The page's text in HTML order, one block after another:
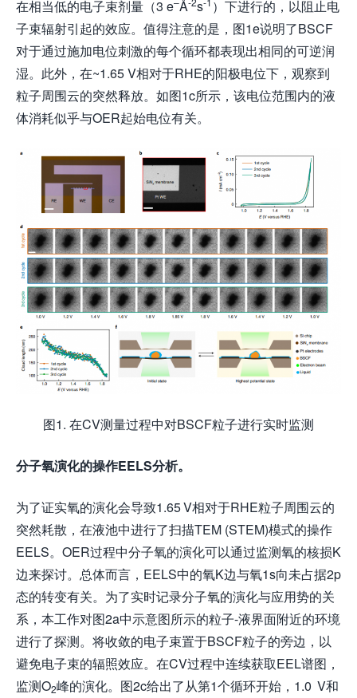
在相当低的电子束剂量（3 e Å s ）下进行的，以阻止电
子束辐射引起的效应。值得注意的是，图1e说明了BSCF
对于通过施加电位刺激的每个循环都表现出相同的可逆润
湿。此外，在~1.65 V相对于RHE的阳极电位下，观察到
粒子周围云的突然释放。如图1c所示，该电位范围内的液
体消耗似乎与OER起始电位有关。
图1. 在CV测量过程中对BSCF粒子进行实时监测
分子氧演化的操作EELS分析。
为了证实氧的演化会导致1.65 V相对于RHE粒子周围云的
突然耗散，在液池中进行了扫描TEM (STEM)模式的操作
EELS。OER过程中分子氧的演化可以通过监测氧的核损K
边来探讨。总体而言，EELS中的氧K边与氧1s向未占据2p
态的转变有关。为了实时记录分子氧的演化与应用势的关
系，本工作对图2a中示意图所示的粒子-液界面附近的环境
进行了探测。将收敛的电子束置于BSCF粒子的旁边，以
避免电子束的辐照效应。在CV过程中连续获取EEL谱图，
监测O2峰的演化。图2c给出了从第1个循环开始，1.0 V和